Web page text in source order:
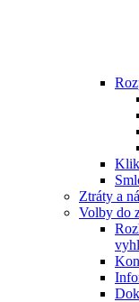
Ztráty a
Volby do